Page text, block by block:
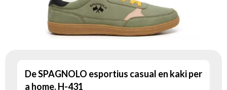
De SPAGNOLO esportius casual en kaki per
a home. H-431